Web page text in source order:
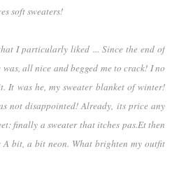
softsweaters!
I particularly liked ... Since the end of
was, all nice andbegged me to crack! Ino
It was he, my sweater blanket of winter!
not disappointed! Already, its price any
finally a sweater thatitches pas.Etthen
A bit, a bit neon. What brighten my outfit